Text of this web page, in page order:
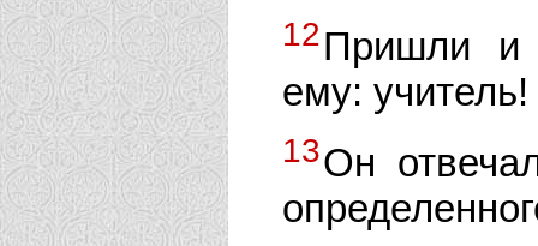
12Пришли и
ему:
13Он